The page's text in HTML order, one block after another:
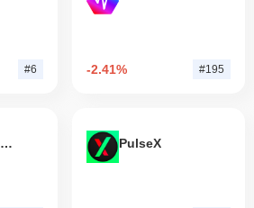
#6 -2.41% #195
Pulsechain Bridged HEX (Pulsechain) PulseX